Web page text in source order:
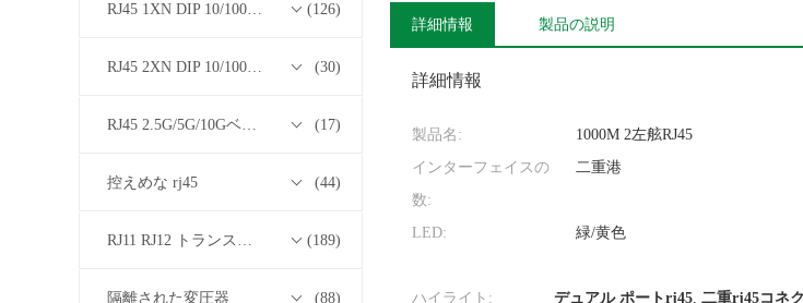
RJ45 1XN DIP 10/100/1000Mベース-T トランスフォーマーシリーズ (126)
RJ45 2XN DIP 10/100/1000Mベース-T トランスフォーマーシリーズ (30)
RJ45 2.5G/5G/10GベースTトランスフォーマーシリーズ (17)
控えめな rj45 (44)
RJ11 RJ12 トランスフォーマーシリーズなしの RJ45 (189)
隔離された変圧器 (88)
詳細情報 製品の説明
詳細情報
製品名: 1000M 2左舷RJ45
インターフェイスの
数:
二重港
LED: 緑/黄色
ハイライト: デュアル ポートrj45, 二重rj45コネ